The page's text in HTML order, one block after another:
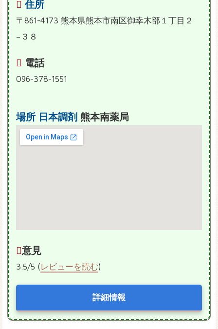
住所
〒861-4173 熊本県熊本市南区御幸木部１丁目２
−３８
電話
096-378-1551
場所 日本調剤 熊本南薬局
意見
3.5/5 (レビューを読む)
詳細情報